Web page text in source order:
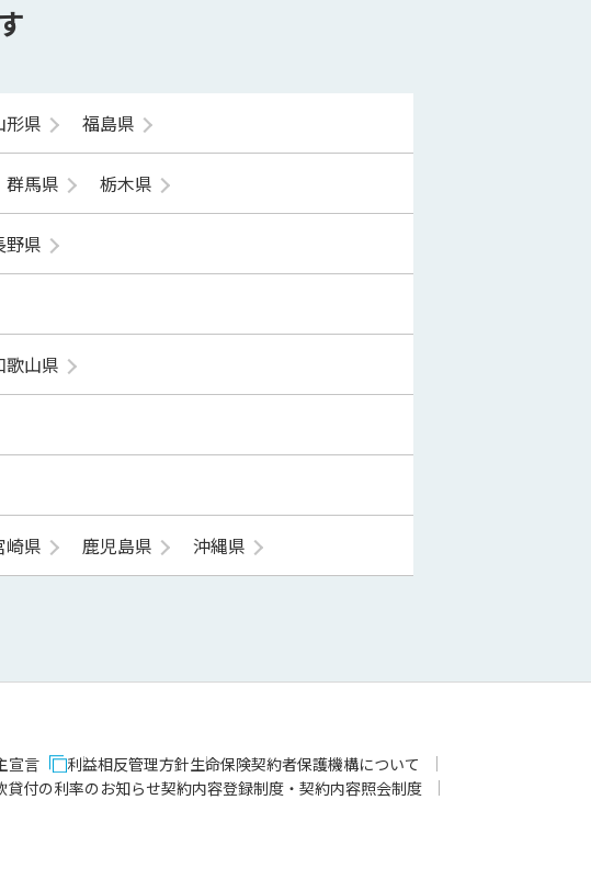
形県 福島県
群馬県 栃木県
野県
歌山県
崎県 鹿児島県 沖縄県
宣言 利益相反管理方針生命保険契約者保護機構について
貸付の利率のお知らせ契約内容登録制度・契約内容照会制度